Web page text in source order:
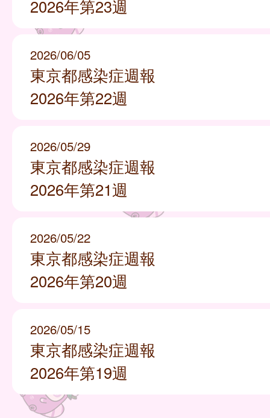
2026年第23週
2026/06/05
東京都感染症週報
2026年第22週
2026/05/29
東京都感染症週報
2026年第21週
2026/05/22
東京都感染症週報
2026年第20週
2026/05/15
東京都感染症週報
2026年第19週